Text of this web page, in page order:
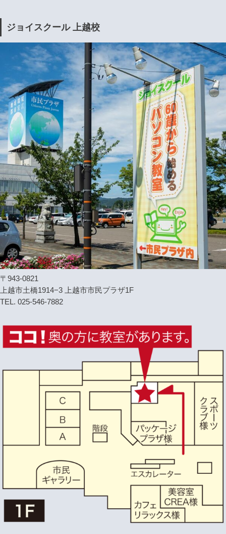
ジョイスクール 上越校
〒943-0821
上越市土橋1914−3 上越市市民プラザ1F
TEL. 025-546-7882